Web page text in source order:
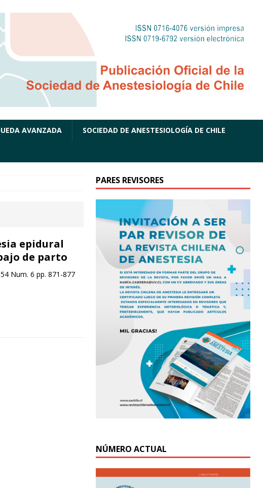
AVANZADA SOCIEDAD DE ANESTESIOLOGÍA DE CHILE
epidural
de parto
Num. 6 pp. 871-877
PARES REVISORES
NÚMERO ACTUAL